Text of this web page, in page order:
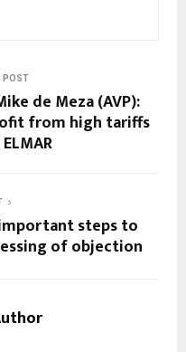
POST
de Meza (AVP):
from high tariffs
steps to
of objection